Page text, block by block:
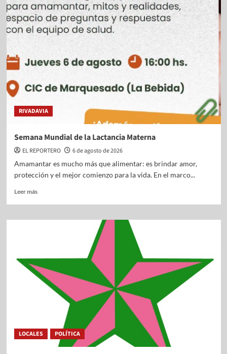
RIVADAVIA
Semana Mundial de la Lactancia Materna
EL REPORTERO
6 de agosto de 2026
Amamantar es mucho más que alimentar: es brindar amor,
protección y el mejor comienzo para la vida. En el marco...
Leer más
LOCALES POLÍTICA